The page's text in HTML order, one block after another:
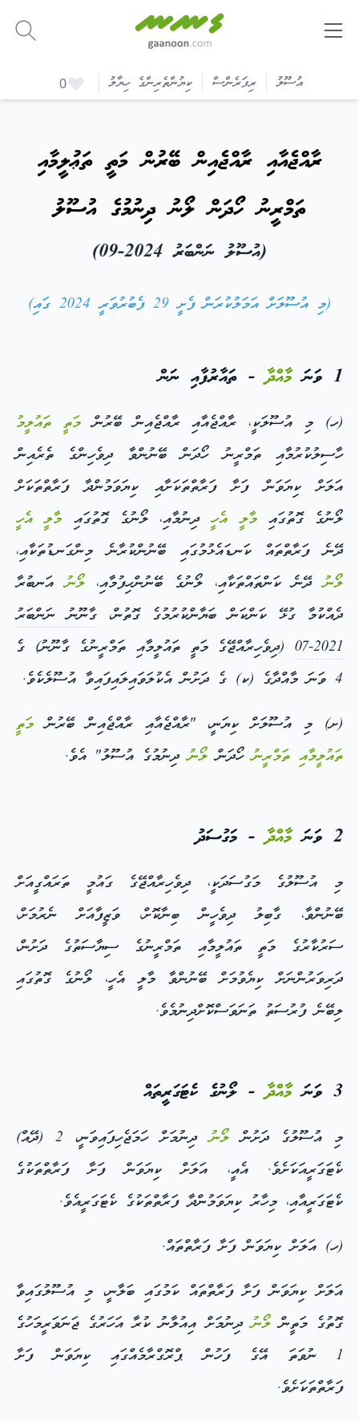
އުސޫލު ރިފަރެންސް ކިޔުންތެރިންގެ ހިޔާލު 0
ރާއްޖެއާއި ރާއްޖެއިން ބޭރުން މަތީ ތަޢުލީމާއި
ތަމްރީނު ހޯދަން ލޯނު ދިނުމުގެ އުސޫލު
(އުސޫލު ނަންބަރު 2024-09)
(މި އުސޫލަށް އަމަލުކުރަން ފެށީ 29 ފެބުރުވަރީ 2024 ގައި)
1 ވަނަ މާއްދާ- ތައާރުފާއި ނަން
(ހ) މި އުސޫލަކީ، ރާއްޖެއާއި ރާއްޖެއިން ބޭރުންމަތީ ތައުލީމު
ހާސިލުކުރުމާއި ތަމްރީނު ހޯދަން ބޭނުންވާ ދިވެހިންގެ ތެރެއިން
އަލަށް ކިޔަވަން ފަށާ ފަރާތްތަކަށާއި ކިޔަވަމުންދާ ފަރާތްތަކަށް
ލޯނުގެ ގޮތުގައިމާލީ އެހީދިނުމާއި، ލޯނުގެ ގޮތުގައި މާލީ އެހީ
ދޭނެ ފަރާތްތައް ކަނޑައެޅުމުގައި ބޭނުންކުރާނެ މިންގަނޑުތަކާއި،
ލޯނުދޭނެ ކަންތައްތަކާއި، ލޯނުގެ ބޭނުންހިފުމާއި،ލޯނުއަނބުރާ
ދެއްކުމާ ގުޅޭ ކަންކަން ބަޔާންކުރުމުގެ ގޮތުން، ގާނޫނު ނަންބަރު
2021-07
(ދިވެހިރާއްޖޭގެ މަތީ ތައުލީމާއި ތަމްރީނުގެ ގާނޫނު) ގެ
4 ވަނަ މާއްދާގެ (ކ) ގެ ދަށުން އެކުލަވައިލައިފައިވާ އުސޫލެކެވެ.
(ށ) މި އުސޫލަށް ކިޔަނީ، "ރާއްޖެއާއި ރާއްޖެއިން ބޭރުން މަތީ
ތައުލީމާއި ތަމްރީނުހޯދަން ލޯނުދިނުމުގެ އުސޫލު" އެވެ.
2 ވަނަ މާއްދާ- މަގުސަދު
މި އުސޫލުގެ މަގުސަދަކީ، ދިވެހިރާއްޖޭގެ ގައުމީ ތަރައްގީއަށް
ބޭނުންވާ، ގާބިލު ދިވެހީން ބިނާކޮށް، ވަޒީފާއަށް ނެރުމަށް،
ސަރުކާރުގެ މަތީ ތައުލީމާއި ތަމްރީނުގެ ސިޔާސަތުގެ ދަށުން،
ދަރިވަރުންނަށް ކިޔެވުމަށް ބޭނުންވާ މާލީ އެހީ، ލޯނުގެ ގޮތުގައި
ލިބޭނެ ފުރުސަތު ތަނަވަސްކޮށްދިނުމެވެ.
3 ވަނަ މާއްދާ- ލޯނުގެ ކެޓަގަރީތައް
މި އުސޫލުގެ ދަށުންލޯނު
ދިނުމަށް ހަމަޖެހިފައިވަނީ، 2 (ދޭއް)
ކެޓަގަރީއަކަށެވެ. އެއީ، އަލަށް ކިޔަވަން ފަށާ ފަރާތްތަކުގެ
ކެޓަގަރީއާއި، މިހާރު ކިޔަވަމުންދާ ފަރާތްތަކުގެ ކެޓަގަރީއެވެ.
(ހ) އަލަށް ކިޔަވަން ފަށާ ފަރާތްތައް.
އަލަށް ކިޔަވަން ފަށާ ފަރާތްތައް ކަމުގައި ބަލާނީ، މި އުސޫލުގައިވާ
ގޮތުގެ މަތީންލޯނުދިނުމަށް އިއުލާނު ކުރާ އަހަރުގެ ޖަނަވަރީމަހުގެ
1 ނުވަތަ އޭގެ ފަހުން ޕްރޮގްރާމެއްގައި ކިޔަވަން ފަށާ
ފަރާތްތަކަށެވެ.